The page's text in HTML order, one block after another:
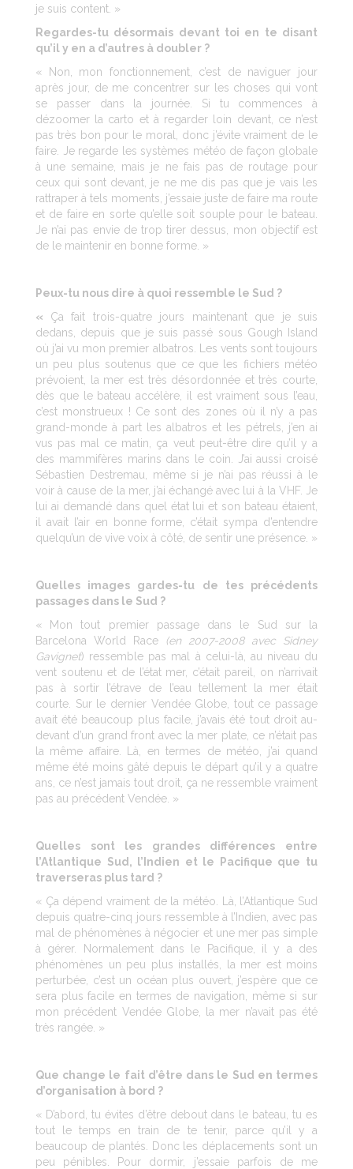
je suis content. »
Regardes-tu désormais devant toi en te disant
qu’il y en a d’autres à doubler ?
« Non, mon fonctionnement, c’est de naviguer jour
après jour, de me concentrer sur les choses qui vont
se passer dans la journée. Si tu commences à
dézoomer la carto et à regarder loin devant, ce n’est
pas très bon pour le moral, donc j’évite vraiment de le
faire. Je regarde les systèmes météo de façon globale
à une semaine, mais je ne fais pas de routage pour
ceux qui sont devant, je ne me dis pas que je vais les
rattraper à tels moments, j’essaie juste de faire ma route
et de faire en sorte qu’elle soit souple pour le bateau.
Je n’ai pas envie de trop tirer dessus, mon objectif est
de le maintenir en bonne forme. »
Peux-tu nous dire à quoi ressemble le Sud ?
« Ça fait trois-quatre jours maintenant que je suis
dedans, depuis que je suis passé sous Gough Island
où j’ai vu mon premier albatros. Les vents sont toujours
un peu plus soutenus que ce que les fichiers météo
prévoient, la mer est très désordonnée et très courte,
dès que le bateau accélère, il est vraiment sous l’eau,
c’est monstrueux ! Ce sont des zones où il n’y a pas
grand-monde à part les albatros et les pétrels, j’en ai
vus pas mal ce matin, ça veut peut-être dire qu’il y a
des mammifères marins dans le coin. J’ai aussi croisé
Sébastien Destremau, même si je n’ai pas réussi à le
voir à cause de la mer, j’ai échangé avec lui à la VHF. Je
lui ai demandé dans quel état lui et son bateau étaient,
il avait l’air en bonne forme, c’était sympa d’entendre
quelqu’un de vive voix à côté, de sentir une présence. »
Quelles images gardes-tu de tes précédents
passages dans le Sud ?
« Mon tout premier passage dans le Sud sur la
Barcelona World Race
(en 2007-2008 avec Sidney
Gavignet) ressemble pas mal à celui-là, au niveau du
vent soutenu et de l’état mer, c’était pareil, on n’arrivait
pas à sortir l’étrave de l’eau tellement la mer était
courte. Sur le dernier Vendée Globe, tout ce passage
avait été beaucoup plus facile, j’avais été tout droit au-
devant d’un grand front avec la mer plate, ce n’était pas
la même affaire. Là, en termes de météo, j’ai quand
même été moins gâté depuis le départ qu’il y a quatre
ans, ce n’est jamais tout droit, ça ne ressemble vraiment
pas au précédent Vendée. »
Quelles sont les grandes différences entre
l’Atlantique Sud, l’Indien et le Pacifique que tu
traverseras plus tard ?
« Ça dépend vraiment de la météo. Là, l’Atlantique Sud
depuis quatre-cinq jours ressemble à l’Indien, avec pas
mal de phénomènes à négocier et une mer pas simple
à gérer. Normalement dans le Pacifique, il y a des
phénomènes un peu plus installés, la mer est moins
perturbée, c’est un océan plus ouvert, j’espère que ce
sera plus facile en termes de navigation, même si sur
mon précédent Vendée Globe, la mer n’avait pas été
très rangée. »
Que change le fait d’être dans le Sud en termes
d’organisation à bord ?
« D’abord, tu évites d’être debout dans le bateau, tu es
tout le temps en train de te tenir, parce qu’il y a
beaucoup de plantés. Donc les déplacements sont un
peu pénibles. Pour dormir, j’essaie parfois de me